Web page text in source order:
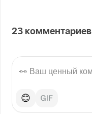
23 комментариев
😊